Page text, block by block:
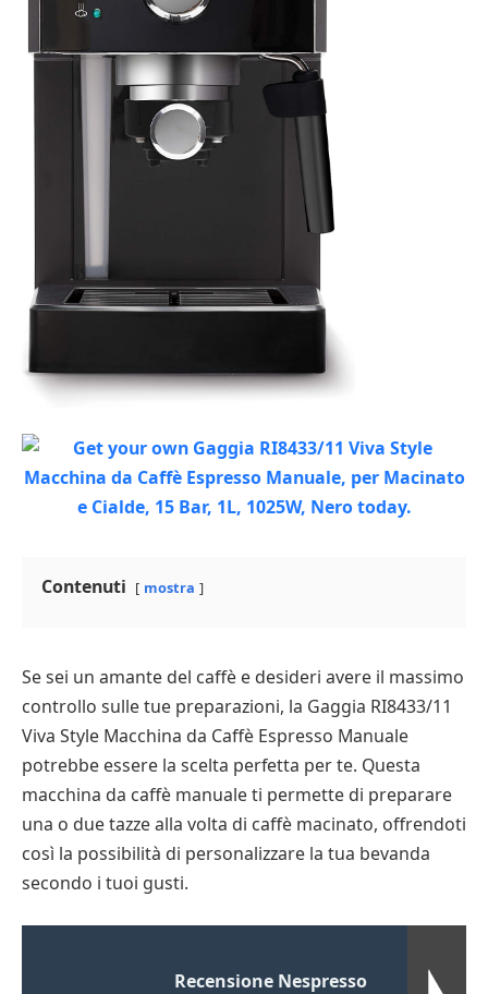
Contenuti mostra
Se sei un amante del caffè e desideri avere il massimo
controllo sulle tue preparazioni, la Gaggia RI8433/11
Viva Style Macchina da Caffè Espresso Manuale
potrebbe essere la scelta perfetta per te. Questa
macchina da caffè manuale ti permette di preparare
una o due tazze alla volta di caffè macinato, offrendoti
così la possibilità di personalizzare la tua bevanda
secondo i tuoi gusti.
Recensione Nespresso